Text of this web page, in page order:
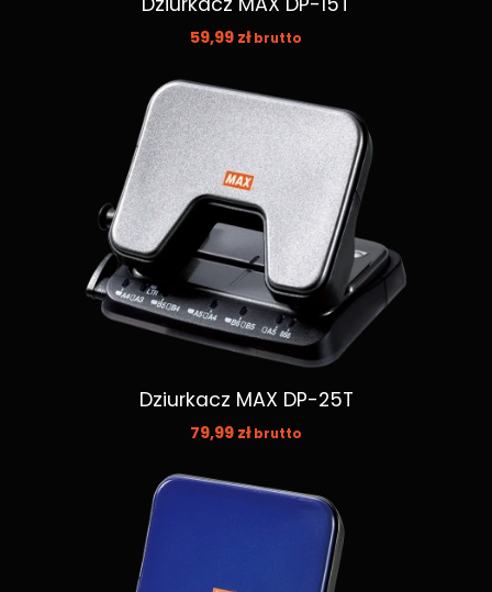
59,99 złbrutto
Dziurkacz MAX DP-25T
79,99 złbrutto